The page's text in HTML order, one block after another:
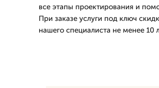
все этапы проектирования и
При заказе услуги под ключ
нашего специалиста не менее 10